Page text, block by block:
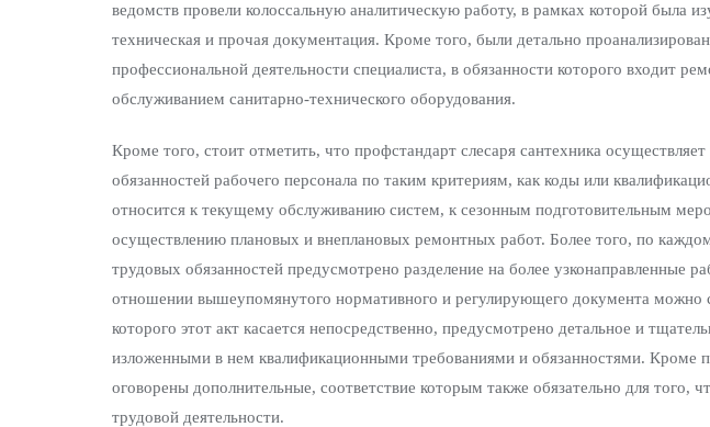
ведомств провели колоссальную аналитическую работу, в рамках которой была
техническая и прочая документация. Кроме того, были детально
профессиональной деятельности специалиста, в обязанности которого входит
обслуживанием санитарно-технического оборудования.
Кроме того, стоит отметить, что профстандарт слесаря сантехника
обязанностей рабочего персонала по таким критериям, как коды или
относится к текущему обслуживанию систем, к сезонным подготовительным
осуществлению плановых и внеплановых ремонтных работ. Более того, по
трудовых обязанностей предусмотрено разделение на более узконаправленные
отношении вышеупомянутого нормативного и регулирующего документа можно
которого этот акт касается непосредственно, предусмотрено детальное и
изложенными в нем квалификационными требованиями и обязанностями. Кроме
оговорены дополнительные, соответствие которым также обязательно для того,
трудовой деятельности.